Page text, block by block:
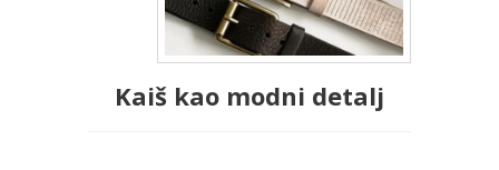
Kaiš kao modni detalj